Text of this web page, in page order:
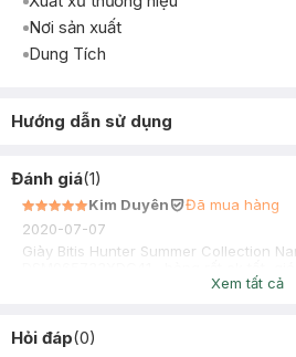
Nơi sản xuất
Dung Tích
Hướng dẫn sử dụng
Đánh giá(1)
Kim Duyên
Đã mua hàng
2020-07-07
Giày Bitis Hunter Summer Collection
Xem tất cả
Hỏi đáp(0)